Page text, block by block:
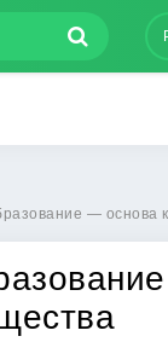
— основа